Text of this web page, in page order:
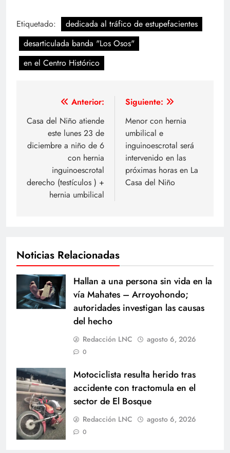
Etiquetado:
dedicada al tráfico de estupefacientes
desarticulada banda "Los Osos"
en el Centro Histórico
Navegación
de
entradas
Anterior:
Casa del Niño atiende
este lunes 23 de
diciembre a niño de 6
con hernia
inguinoescrotal
derecho (testículos ) +
hernia umbilical
Siguiente:
Menor con hernia
umbilical e
inguinoescrotal será
intervenido en las
próximas horas en La
Casa del Niño
Noticias Relacionadas
Hallan a una persona sin vida en la
vía Mahates – Arroyohondo;
autoridades investigan las causas
del hecho
Redacción LNC agosto 6, 2026
0
Motociclista resulta herido tras
accidente con tractomula en el
sector de El Bosque
Redacción LNC agosto 6, 2026
0